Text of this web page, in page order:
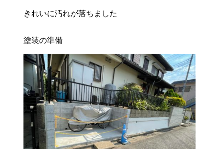
きれいに汚れが落ちました
塗装の準備